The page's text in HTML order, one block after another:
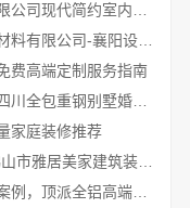
湖北百年米莱空间美学装饰材料有限公司-襄阳设计装修轻奢风
费高端定制服务指南
中蓝建投北京建设有限公司四川全包重钢别墅婚房布置
家庭装修推荐
品质装饰家装设计哪家好-佛山市雅居美家建筑装饰工程有限公司
城区实力商家家庭装修实景案例，顶派全铝高端定制